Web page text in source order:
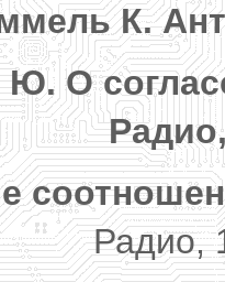
К.
О
Радио,